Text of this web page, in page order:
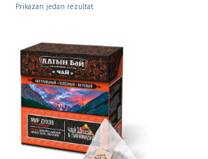
Prikazan jedan rezultat